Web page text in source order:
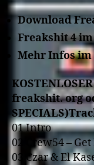
Download
Freakshit 4
Mehr Infos im
freakshit. org
SPECIALS)
01 Intro
02 Crew54 –
03 Czar & El